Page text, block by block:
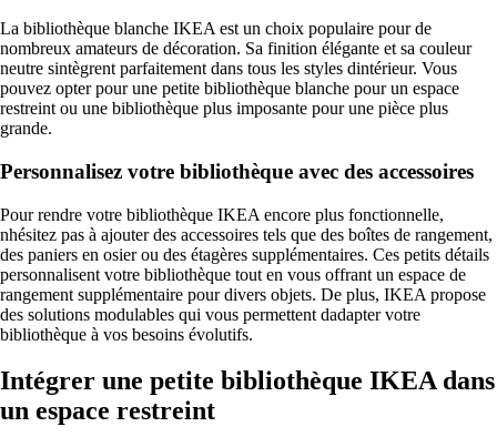
La bibliothèque blanche IKEA est un choix populaire pour de
nombreux amateurs de décoration. Sa finition élégante et sa couleur
neutre sintègrent parfaitement dans tous les styles dintérieur. Vous
pouvez opter pour une petite bibliothèque blanche pour un espace
restreint ou une bibliothèque plus imposante pour une pièce plus
grande.
Personnalisez votre bibliothèque avec des accessoires
Pour rendre votre bibliothèque IKEA encore plus fonctionnelle,
nhésitez pas à ajouter des accessoires tels que des boîtes de rangement,
des paniers en osier ou des étagères supplémentaires. Ces petits détails
personnalisent votre bibliothèque tout en vous offrant un espace de
rangement supplémentaire pour divers objets. De plus, IKEA propose
des solutions modulables qui vous permettent dadapter votre
bibliothèque à vos besoins évolutifs.
Intégrer une petite bibliothèque IKEA dans
un espace restreint